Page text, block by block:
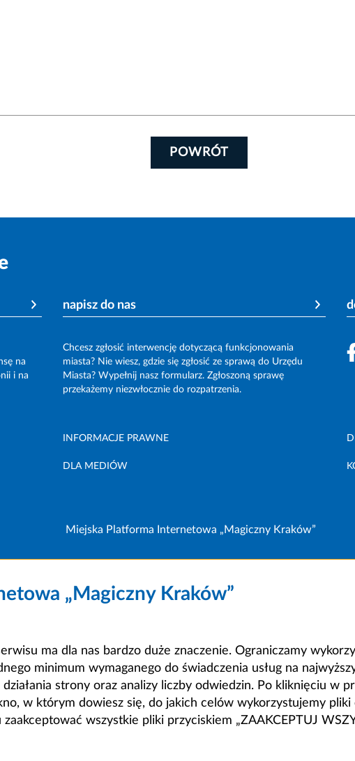
POWRÓT
na
i na
napisz do nas
Chcesz zgłosić interwencję dotyczącą funkcjonowania
miasta? Nie wiesz, gdzie się zgłosić ze sprawą do Urzędu
Miasta? Wypełnij nasz formularz. Zgłoszoną sprawę
przekażemy niezwłocznie do rozpatrzenia.
INFORMACJE PRAWNE
DLA MEDIÓW
Miejska Platforma Internetowa „Magiczny Kraków”
„Magiczny Kraków”
ma dla nas bardzo duże znaczenie. Ograniczamy
minimum wymaganego do świadczenia usług na
strony oraz analizy liczby odwiedzin. Po kliknięciu w
w którym dowiesz się, do jakich celów wykorzystujemy pliki
wszystkie pliki przyciskiem „ZAAKCEPTUJ